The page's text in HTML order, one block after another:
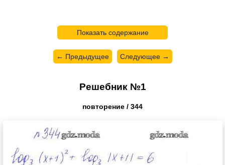
Показать содержание
← Предыдущее Следующее →
Решебник №1
повторение / 344